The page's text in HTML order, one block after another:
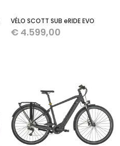
VÉLO SCOTT SUB eRIDE EVO
€ 4.599,00